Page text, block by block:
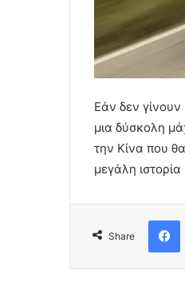
Εάν δεν γίνουν
μια δύσκολη
την Κίνα που
μεγάλη
Share